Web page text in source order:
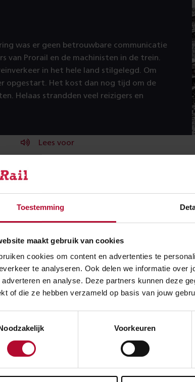
Toestemming
maakt gebruik van cookies
cookies om content en advertenties te
te analyseren. Ook delen we informatie over
adverteren en analyse. Deze partners kunnen deze
of die ze hebben verzameld op basis van jouw
Voorkeuren
was er geen betrouwbare communicatie
van Prorail en de machinisten in de trein.
in het hele land stilgelegd. Om
opgestart. Het kost dan nog tijd om de
Helaas strandden veel reizigers en
Lees voor
Reisadvies
Het treinverkeer is inmiddels weer
duurt tot de dienstregeling weer op gang
Ben je tevreden over de informatie